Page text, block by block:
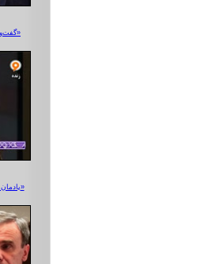
گفت‌وگو با یخ‌نوردان؛ «صفدریان» و «موسوی»
یادمان «امین نیا» و گفت‌وگو با «نصرت‌الله‌نوری»